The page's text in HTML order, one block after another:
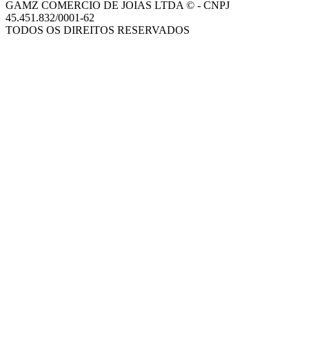
GAMZ COMERCIO DE JOIAS LTDA © - CNPJ
45.451.832/0001-62
TODOS OS DIREITOS RESERVADOS